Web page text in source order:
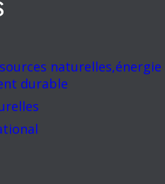
naturelles,énergie
durable